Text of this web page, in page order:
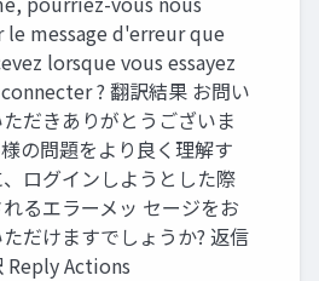
message d'erreur que
lorsque vous essayez
? 翻訳結果 お問い
だきありがとうございま
の問題をより良く理解す
ログインしようとした際
るエラーメッ セージをお
だけますでしょうか? 返信
Reply Actions